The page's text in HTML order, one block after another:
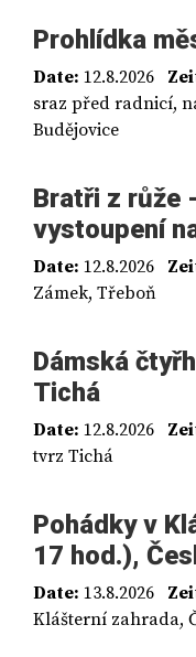
Prohlídka
Date: 12.8.2026
sraz před radnicí,
Budějovice
Bratři z růže
vystoupení
Date: 12.8.2026
Zámek, Třeboň
Dámská
Tichá
Date: 12.8.2026
tvrz Tichá
Pohádky v
17 hod.),
Date: 13.8.2026
Klášterní zahrada,